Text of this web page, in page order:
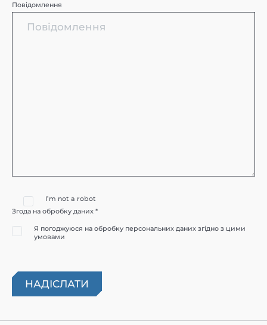
Повідомлення
I’m not a robot
Згода на обробку даних *
Я погоджуюся на обробку персональних даних згідно з цими
умовами